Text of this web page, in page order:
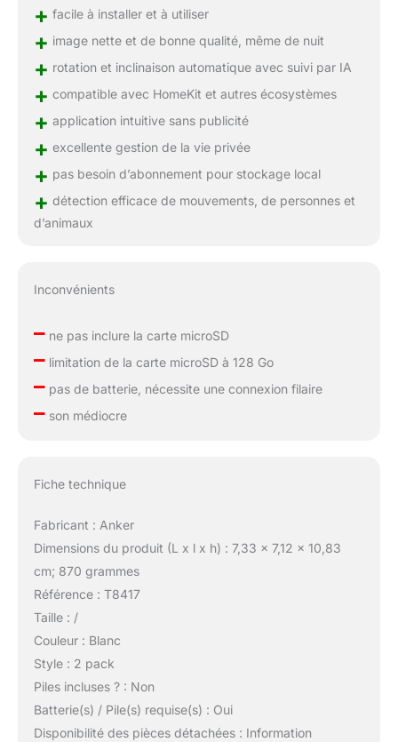
+ facile à installer et à utiliser
+ image nette et de bonne qualité, même de nuit
+ rotation et inclinaison automatique avec suivi par IA
+ compatible avec HomeKit et autres écosystèmes
+ application intuitive sans publicité
+ excellente gestion de la vie privée
+ pas besoin d’abonnement pour stockage local
+ détection efficace de mouvements, de personnes et
d’animaux
Inconvénients
–ne pas inclure la carte microSD
–limitation de la carte microSD à 128 Go
–pas de batterie, nécessite une connexion filaire
–son médiocre
Fiche technique
Fabricant : Anker
Dimensions du produit (L x l x h) : 7,33 x 7,12 x 10,83
cm; 870 grammes
Référence : T8417
Taille : /
Couleur : Blanc
Style : 2 pack
Piles incluses ? : Non
Batterie(s) / Pile(s) requise(s) : Oui
Disponibilité des pièces détachées : Information